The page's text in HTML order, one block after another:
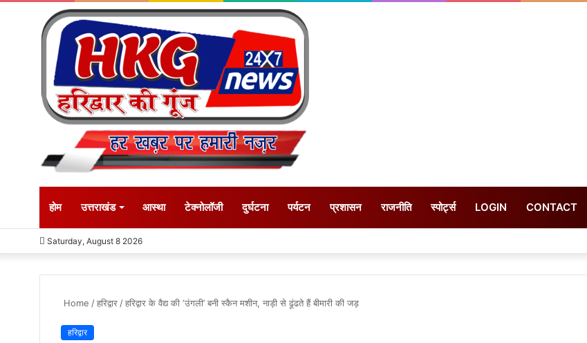
होम उत्तराखंड आस्था टेक्नोलॉजी दुर्घटना पर्यटन प्रशासन राजनीति स्पोर्ट्स LOGIN CONTACT
Saturday, August 8 2026
Home /हरिद्वार/हरिद्वार के वैद्य की ‘उंगली’ बनी स्कैन मशीन, नाड़ी से ढूंढते हैं बीमारी की जड़
हरिद्वार